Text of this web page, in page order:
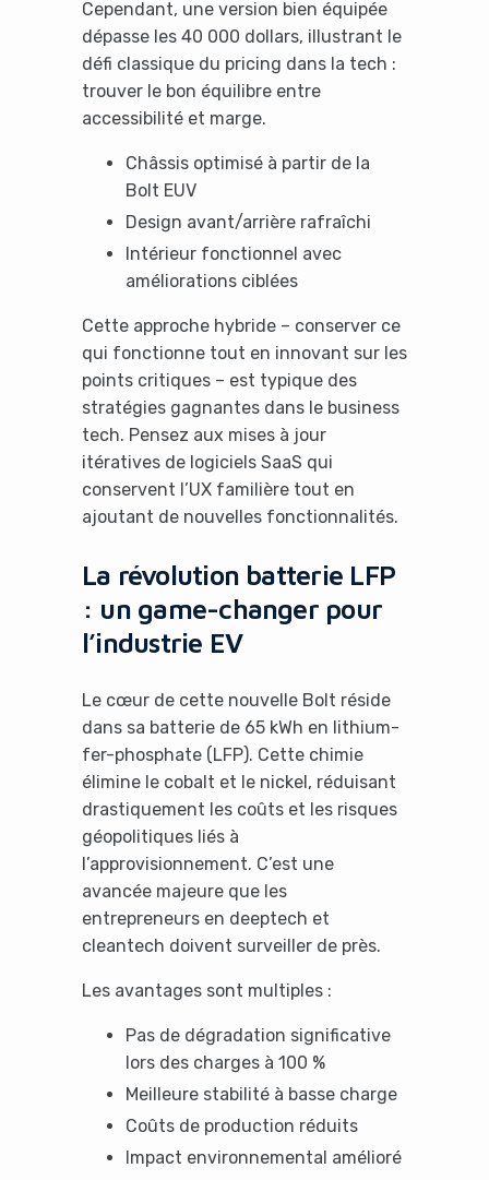
Cependant, une version bien équipée
dépasse les 40 000 dollars, illustrant le
défi classique du pricing dans la tech :
trouver le bon équilibre entre
accessibilité et marge.
Châssis optimisé à partir de la
Bolt EUV
Design avant/arrière rafraîchi
Intérieur fonctionnel avec
améliorations ciblées
Cette approche hybride – conserver ce
qui fonctionne tout en innovant sur les
points critiques – est typique des
stratégies gagnantes dans le business
tech. Pensez aux mises à jour
itératives de logiciels SaaS qui
conservent l’UX familière tout en
ajoutant de nouvelles fonctionnalités.
La révolution batterie LFP
: un game-changer pour
l’industrie EV
Le cœur de cette nouvelle Bolt réside
dans sa batterie de 65 kWh en lithium-
fer-phosphate (LFP). Cette chimie
élimine le cobalt et le nickel, réduisant
drastiquement les coûts et les risques
géopolitiques liés à
l’approvisionnement. C’est une
avancée majeure que les
entrepreneurs en deeptech et
cleantech doivent surveiller de près.
Les avantages sont multiples :
Pas de dégradation significative
lors des charges à 100 %
Meilleure stabilité à basse charge
Coûts de production réduits
Impact environnemental amélioré